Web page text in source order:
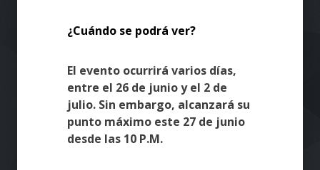
¿Cuándo se podrá ver?
El evento ocurrirá varios días,
entre el 26 de junio y el 2 de
julio. Sin embargo, alcanzará su
punto máximo este 27 de junio
desde las 10 P.M.